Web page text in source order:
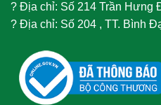
? Địa chỉ: Số 214 Trần Hưng
? Địa chỉ: Số 204 , TT. Bình